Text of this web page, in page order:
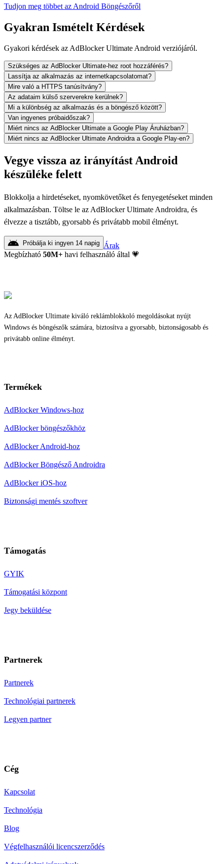
Tudjon meg többet az Android Böngészőről
Gyakran Ismételt Kérdések
Gyakori kérdések az AdBlocker Ultimate Android verziójáról.
Szükséges az AdBlocker Ultimate-hez root hozzáférés?
Lassítja az alkalmazás az internetkapcsolatomat?
Mire való a HTTPS tanúsítvány?
Az adataim külső szerverekre kerülnek?
Mi a különbség az alkalmazás és a böngésző között?
Van ingyenes próbaidőszak?
Miért nincs az AdBlocker Ultimate a Google Play Áruházban?
Miért nincs az AdBlocker Ultimate Androidra a Google Play-en?
Vegye vissza az irányítást Android
készüléke felett
Blokkolja a hirdetéseket, nyomkövetőket és fenyegetéseket minden
alkalmazásban. Töltse le az AdBlocker Ultimate Androidra, és
élvezze a tisztább, gyorsabb és privátabb mobil élményt.
Próbálja ki ingyen 14 napig Árak
Megbízható 50M+ havi felhasználó által 💗
Az AdBlocker Ultimate kiváló reklámblokkoló megoldásokat nyújt
Windows és böngészők számára, biztosítva a gyorsabb, biztonságosabb és
privátabb online élményt.
Termékek
AdBlocker Windows-hoz
AdBlocker böngészőkhöz
AdBlocker Android-hoz
AdBlocker Böngésző Androidra
AdBlocker iOS-hoz
Biztonsági mentés szoftver
Támogatás
GYIK
Támogatási központ
Jegy beküldése
Partnerek
Partnerek
Technológiai partnerek
Legyen partner
Cég
Kapcsolat
Technológia
Blog
Végfelhasználói licencszerződés